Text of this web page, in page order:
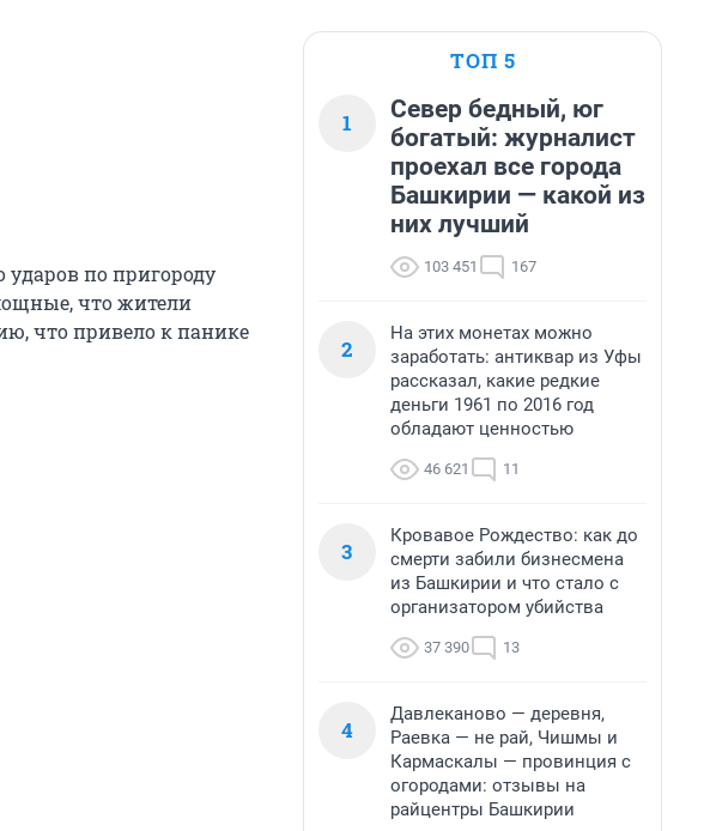
по пригороду
что жители
что привело к панике
ТОП 5
1
Север бедный, юг
богатый: журналист
проехал все города
Башкирии — какой из
них лучший
103 451 167
2
На этих монетах можно
заработать: антиквар из Уфы
рассказал, какие редкие
деньги 1961 по 2016 год
обладают ценностью
46 621 11
3
Кровавое Рождество: как до
смерти забили бизнесмена
из Башкирии и что стало с
организатором убийства
37 390 13
4
Давлеканово — деревня,
Раевка — не рай, Чишмы и
Кармаскалы — провинция с
огородами: отзывы на
райцентры Башкирии